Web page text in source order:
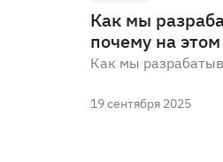
Как мы
почему на
Как мы
19 сентября 2025